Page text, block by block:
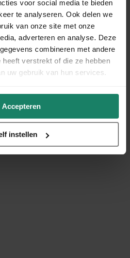
voor social media te bieden
te analyseren. Ook delen we
van onze site met onze
adverteren en analyse. Deze
combineren met andere
heeft verstrekt of die ze hebben
uw gebruik van hun services.
Accepteren
instellen